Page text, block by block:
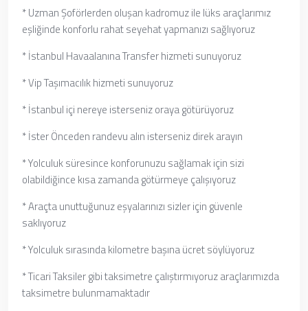
* Uzman Şoförlerden oluşan kadromuz ile lüks araçlarımız
eşliğinde konforlu rahat seyehat yapmanızı sağlıyoruz
* İstanbul Havaalanına Transfer hizmeti sunuyoruz
* Vip Taşımacılık hizmeti sunuyoruz
* İstanbul içi nereye isterseniz oraya götürüyoruz
* İster Önceden randevu alın isterseniz direk arayın
* Yolculuk süresince konforunuzu sağlamak için sizi
olabildiğince kısa zamanda götürmeye çalışıyoruz
* Araçta unuttuğunuz eşyalarınızı sizler için güvenle
saklıyoruz
* Yolculuk sırasında kilometre başına ücret söylüyoruz
* Ticari Taksiler gibi taksimetre çalıştırmıyoruz araçlarımızda
taksimetre bulunmamaktadır